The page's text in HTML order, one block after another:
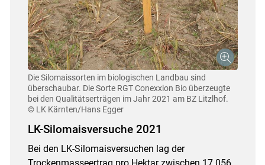
Die Silomaissorten im biologischen Landbau sind
überschaubar. Die Sorte RGT Conexxion Bio überzeugte
bei den Qualitätserträgen im Jahr 2021 am BZ Litzlhof.
© LK Kärnten/Hans Egger
LK-Silomaisversuche 2021
Bei den LK-Silomaisversuchen lag der